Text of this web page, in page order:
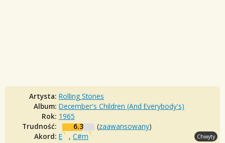
Artysta: Rolling Stones
Album: December's Children (And Everybody's)
Rok: 1965
Trudność:
6.3 (zaawansowany)
Akord: E , C#m Chwyty